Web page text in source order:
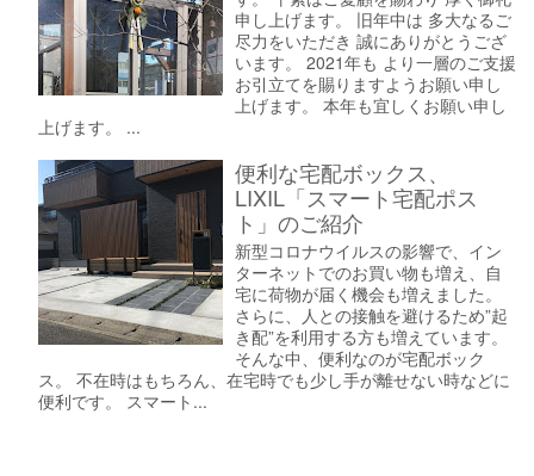
申し上げます。 旧年中は 多大なるご
尽力をいただき 誠にありがとうござ
います。 2021年も より一層のご支援
お引立てを賜りますようお願い申し
上げます。 本年も宜しくお願い申し
上げます。 ...
便利な宅配ボックス、
LIXIL「スマート宅配ポス
ト」のご紹介
新型コロナウイルスの影響で、イン
ターネットでのお買い物も増え、自
宅に荷物が届く機会も増えました。
さらに、人との接触を避けるため”起
き配”を利用する方も増えています。
そんな中、便利なのが宅配ボック
ス。 不在時はもちろん、在宅時でも少し手が離せない時などに
便利です。 スマート...